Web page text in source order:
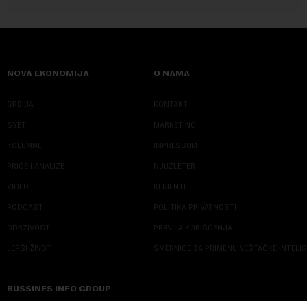
NOVA EKONOMIJA
SRBIJA
SVET
KOLUMNE
PRIČE I ANALIZE
VIDEO
PODCAST
ODRŽIVOST
LEPŠI ŽIVOT
O NAMA
KONTAKT
MARKETING
IMPRESSUM
NJUZLETER
KLIJENTI
POLITIKA PRIVATNOSTI
PRAVILA KORIŠĆENJA
SMERNICE ZA PRIMENU VEŠTAČKE
BUSSINES INFO GROUP